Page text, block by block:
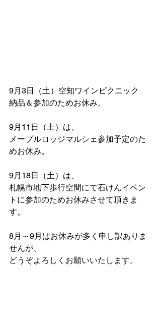
9月3日（土）空知ワインピクニック
納品＆参加のためお休み。
9月11日（土）は、
メープルロッジマルシェ参加予定のた
めお休み。
9月18日（土）は、
札幌市地下歩行空間にて石けんイベン
トに参加のためお休みさせて頂きま
す。
8月～9月はお休みが多く申し訳ありま
せんが、
どうぞよろしくお願いいたします。